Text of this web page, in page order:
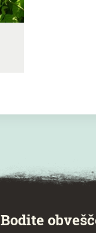
Bodite